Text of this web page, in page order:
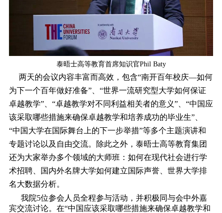
泰晤士高等教育首席知识官Phil Baty
两天的会议内容丰富而高效，包含“南开百年校庆―如何
为下一个百年做好准备”、“世界一流研究型大学如何保证
卓越教学”、“卓越教学对不同利益相关者的意义”、“中国应
该采取哪些措施来确保卓越教学和培养成功的毕业生”、
“中国大学在国际舞台上的下一步举措”等多个主题演讲和
专题讨论以及自由交流。除此之外，泰晤士高等教育集团
还为大家举办多个领域的大师班：如何在现代社会进行学
术招聘、国内外名牌大学如何建立国际声誉、世界大学排
名大数据分析。
我院5位参会人员全程参与活动，并积极同与会中外嘉
宾交流讨论。在“中国应该采取哪些措施来确保卓越教学和